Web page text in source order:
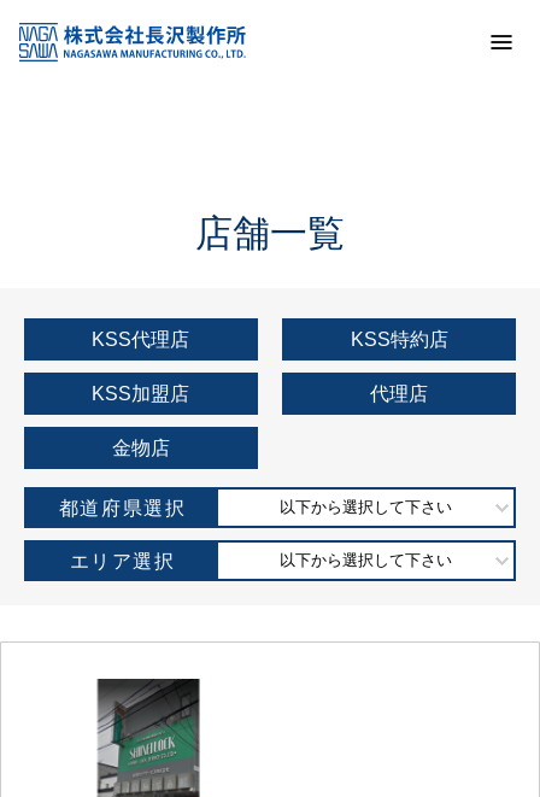
KSS加盟店・取扱店情報
店舗一覧
店舗一覧
KSS代理店 KSS特約店
KSS加盟店 代理店
金物店
都道府県選択 以下から選択して下さい
エリア選択 以下から選択して下さい